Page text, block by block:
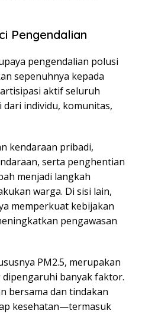
Pengendalian
pengendalian polusi
sepenuhnya kepada
aktif seluruh
dari individu, komunitas,
kendaraan pribadi,
serta penghentian
menjadi langkah
warga. Di sisi lain,
memperkuat kebijakan
pengawasan
PM2.5, merupakan
banyak faktor.
bersama dan tindakan
kesehatan—termasuk